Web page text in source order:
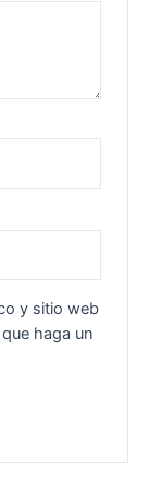
y sitio web
haga un